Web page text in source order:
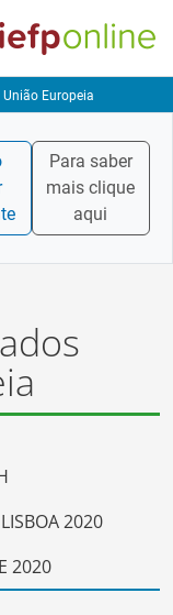
Europeia
Para saber
mais clique
aqui
LISBOA 2020
2020